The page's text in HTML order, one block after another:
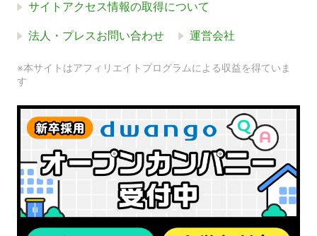
サイトアクセス情報の取得について
法人・プレスお問い合わせ 運営会社
※本サイトはアフィリエイトプログラムによる収益を得ていま
す